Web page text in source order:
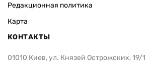
Редакционная политика
Карта
КОНТАКТЫ
01010 Киев, ул. Князей Острожских, 19/1